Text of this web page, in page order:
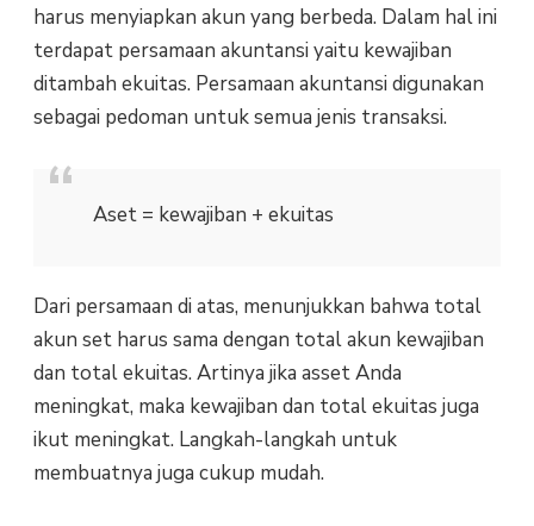
harus menyiapkan akun yang berbeda. Dalam hal ini
terdapat persamaan akuntansi yaitu kewajiban
ditambah ekuitas. Persamaan akuntansi digunakan
sebagai pedoman untuk semua jenis transaksi.
Aset = kewajiban + ekuitas
Dari persamaan di atas, menunjukkan bahwa total
akun set harus sama dengan total akun kewajiban
dan total ekuitas. Artinya jika asset Anda
meningkat, maka kewajiban dan total ekuitas juga
ikut meningkat. Langkah-langkah untuk
membuatnya juga cukup mudah.